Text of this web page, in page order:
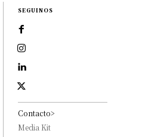
SEGUINOS
Contacto>
Media Kit